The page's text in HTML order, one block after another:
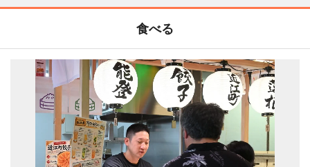
食べる